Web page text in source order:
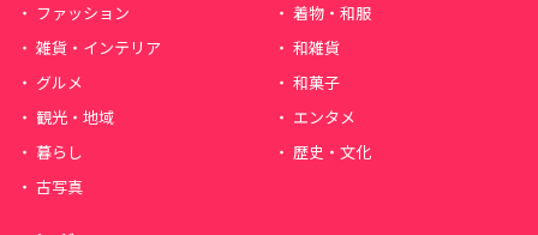
ファッション
着物・和服
雑貨・インテリア
和雑貨
グルメ
和菓子
観光・地域
エンタメ
暮らし
歴史・文化
古写真